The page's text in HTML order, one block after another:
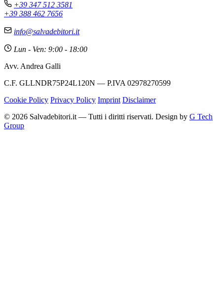
+39 347 512 3581
+39 388 462 7656
info@salvadebitori.it
Lun - Ven: 9:00 - 18:00
Avv. Andrea Galli
C.F. GLLNDR75P24L120N — P.IVA 02978270599
Cookie Policy Privacy Policy Imprint Disclaimer
© 2026 Salvadebitori.it — Tutti i diritti riservati. Design by G Tech
Group